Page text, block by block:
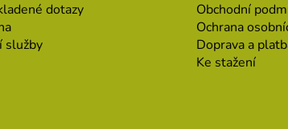
dotazy
služby
Obchodní
Ochrana
Doprava a
Ke stažení